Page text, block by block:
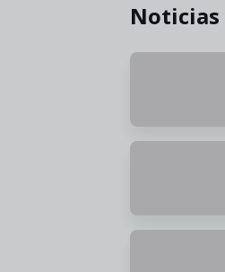
Noticias